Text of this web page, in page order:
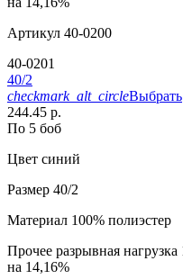
Артикул 40-0200
40-0201
40/2
checkmark_alt_circleВыбрать
244.45 р.
По 5 боб
Цвет синий
Размер 40/2
Материал 100% полиэстер
Прочее разрывная
на 14,16%